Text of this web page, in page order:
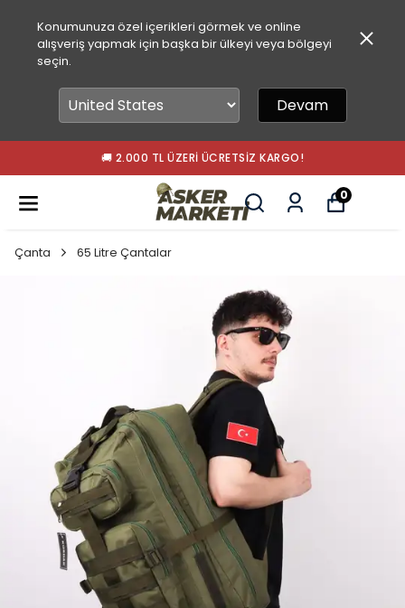
Konumunuza özel içerikleri görmek ve online
alışveriş yapmak için başka bir ülkeyi veya bölgeyi
seçin.
Devam
🚚 2.000 TL ÜZERI ÜCRETSIZ KARGO!
0
Çanta 65 Litre Çantalar